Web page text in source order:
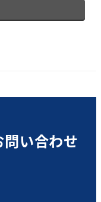
い合わせ